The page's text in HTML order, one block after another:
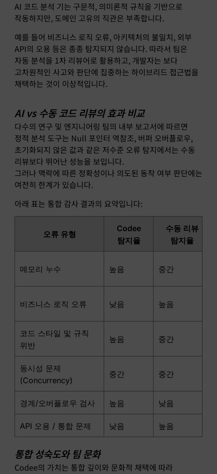
AI 코드 분석 기는 구문적, 의미론적 규칙을 기반으로
작동하지만, 도메인 고유의 직관은 부족합니다.
예를 들어 비즈니스 로직 오류, 아키텍처의 불일치, 외부
API의 오용 등은 종종 탐지되지 않습니다. 따라서 팀은
자동 분석을 1차 리뷰어로 활용하고, 개발자는 보다
고차원적인 사고와 판단에 집중하는 하이브리드 접근법을
채택하는 것이 이상적입니다.
AI vs 수동 코드 리뷰의 효과 비교
다수의 연구 및 엔지니어링 팀의 내부 보고서에 따르면
정적 분석 도구는 Null 포인터 역참조, 버퍼 오버플로우,
초기화되지 않은 값과 같은 저수준 오류 탐지에서는 수동
리뷰보다 뛰어난 성능을 보입니다.
그러나 맥락에 따른 정확성이나 의도된 동작 여부 판단에는
여전히 한계가 있습니다.
아래 표는 통합 감사 결과의 요약입니다:
오류 유형
Codee
탐지율
수동 리뷰
탐지율
메모리 누수 높음 중간
비즈니스 로직 오류 낮음 높음
코드 스타일 및 규칙
위반
높음 중간
동시성 문제
(Concurrency)
중간 중간
경계/오버플로우 검사 높음 낮음
API 오용 / 통합 문제 낮음 높음
통합 성숙도와 팀 문화
Codee의 가치는 통합 깊이와 문화적 채택에 따라